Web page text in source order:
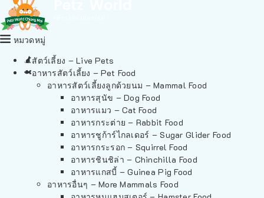
หมวดหมู่
สัตว์เลี้ยง – Live Pets
อาหารสัตว์เลี้ยง – Pet Food
อาหารสัตว์เลี้ยงลูกด้วยนม – Mammal Food
อาหารสุนัข – Dog Food
อาหารแมว – Cat Food
อาหารกระต่าย – Rabbit Food
อาหารชูก้าร์ไกลเดอร์ – Sugar Glider Food
อาหารกระรอก – Squirrel Food
อาหารชินชิล่า – Chinchilla Food
อาหารแกสบี้ – Guinea Pig Food
อาหารอื่นๆ – More Mammals Food